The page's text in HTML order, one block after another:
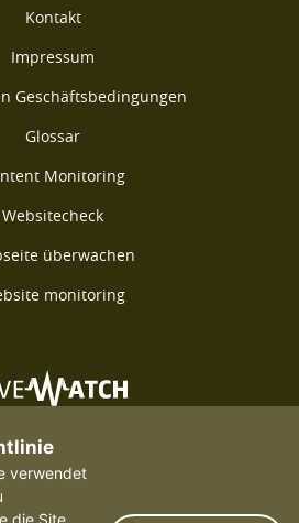
Kontakt
Impressum
Geschäftsbedingungen
Glossar
Monitoring
Websitecheck
überwachen
monitoring
- Alle Rechte vorbehalten
verwendet
die Site